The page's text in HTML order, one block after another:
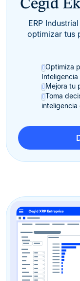
Cegid
ERP
optimizar tus
Optimiza
Mejora tu
Toma